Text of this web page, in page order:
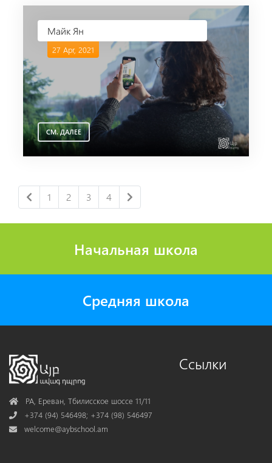
Майк Ян
27 Apr, 2021
СМ. ДАЛЕЕ
1 2 3 4
Начальная школа
Средняя школа
AddressРА, Ереван, Тбилисское шоссе 11/11
Phone+374 (94) 546498; +374 (98) 546497
Mail
welcome@aybschool.am
Ссылки